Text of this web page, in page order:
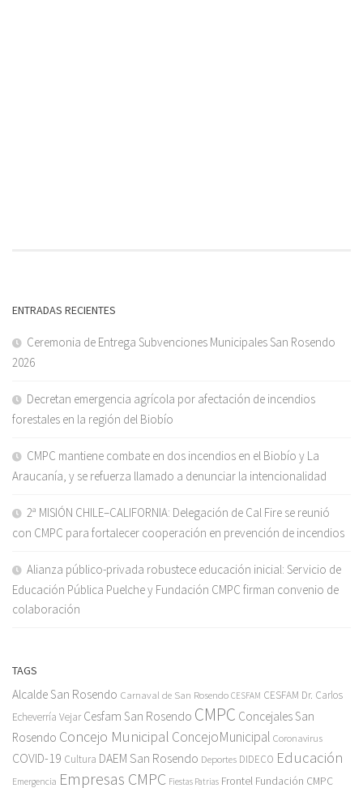
ENTRADAS RECIENTES
Ceremonia de Entrega Subvenciones Municipales San Rosendo
2026
Decretan emergencia agrícola por afectación de incendios
forestales en la región del Biobío
CMPC mantiene combate en dos incendios en el Biobío y La
Araucanía, y se refuerza llamado a denunciar la intencionalidad
2ª MISIÓN CHILE–CALIFORNIA: Delegación de Cal Fire se reunió
con CMPC para fortalecer cooperación en prevención de incendios
Alianza público-privada robustece educación inicial: Servicio de
Educación Pública Puelche y Fundación CMPC firman convenio de
colaboración
TAGS
Alcalde San Rosendo Carnaval de San Rosendo CESFAM CESFAM Dr. Carlos
Echeverría Vejar Cesfam San Rosendo CMPC Concejales San
Rosendo Concejo Municipal ConcejoMunicipal Coronavirus
COVID-19 Cultura DAEM San Rosendo Deportes DIDECO Educación
Emergencia Empresas CMPC Fiestas Patrias Frontel Fundación CMPC